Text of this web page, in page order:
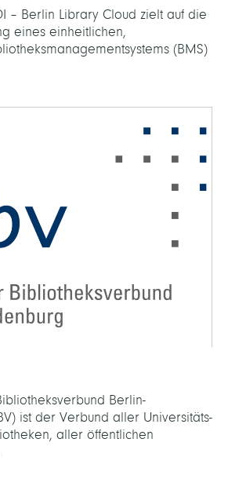
– Berlin Library Cloud zielt auf die
eines einheitlichen,
(BMS)
Berlin-
ist der Verbund aller Universitäts-
aller öffentlichen